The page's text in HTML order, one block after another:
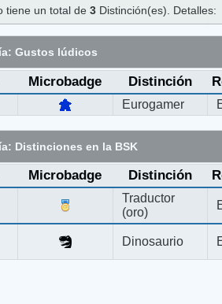
tiene un total de3 Distinción(es). Detalles:
Gustos lúdicos
Microbadge Distinción
Eurogamer
Distinciones en la BSK
Microbadge Distinción
Traductor
(oro)
Dinosaurio